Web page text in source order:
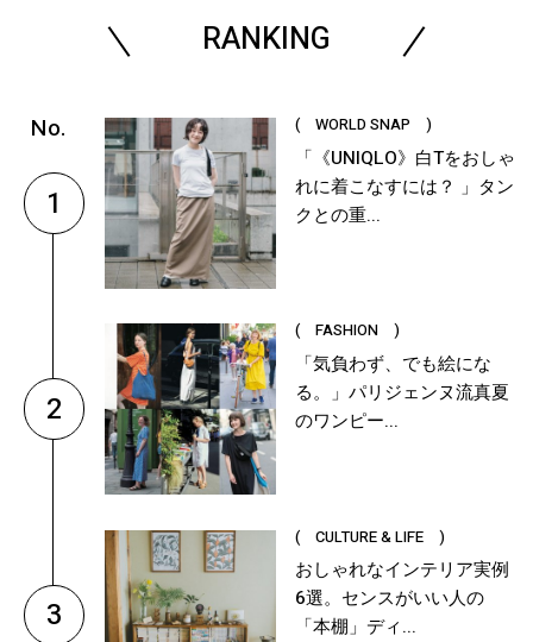
RANKING
1
( WORLD SNAP )
「《UNIQLO》白Tをおしゃ
れに着こなすには？ 」タン
クとの重...
2
( FASHION )
「気負わず、でも絵にな
る。」パリジェンヌ流真夏
のワンピー...
3
( CULTURE & LIFE )
おしゃれなインテリア実例
6選。センスがいい人の
「本棚」ディ...